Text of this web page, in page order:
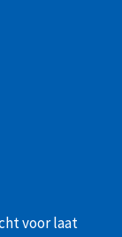
voor laat